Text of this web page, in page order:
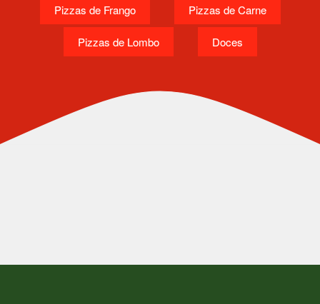
Pizzas de Frango Pizzas de Carne
Pizzas de Lombo Doces